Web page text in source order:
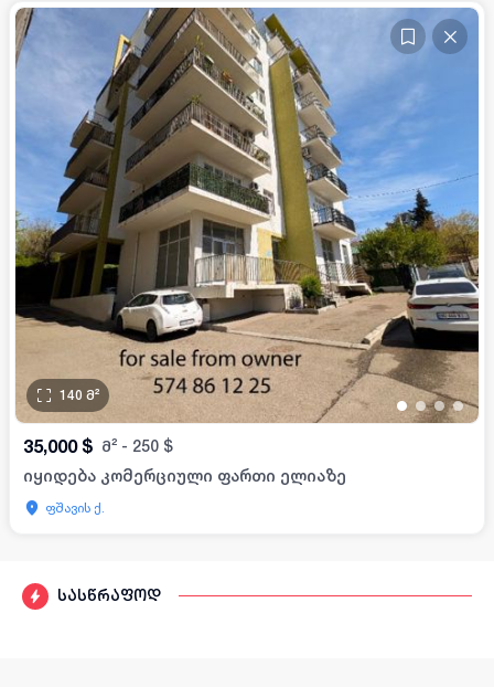
სასწრაფოდ
• •••
140 მ²
35,000 $ მ² - 250 $
იყიდება კომერციული ფართი ელიაზე
ფშავის ქ.